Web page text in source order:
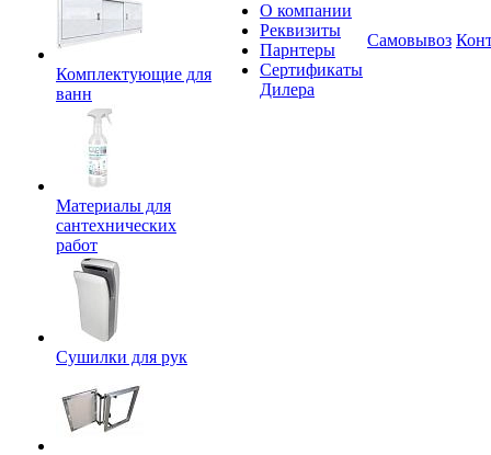
Комплектующие для
ванн
Материалы для
сантехнических
работ
Сушилки для рук
О компании
Реквизиты
Парнтеры
Сертификаты
Дилера
Самовывоз